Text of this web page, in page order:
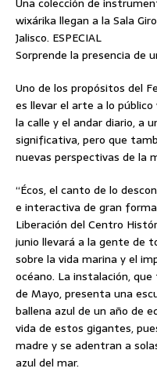
wixárika llegan a la Sala
Jalisco. ESPECIAL
Sorprende la presencia de
Uno de los propósitos del
es llevar el arte a lo
la calle y el andar diario, a
significativa, pero que
nuevas perspectivas de la
“Écos, el canto de lo
e interactiva de gran
Liberación del Centro
junio llevará a la gente de
sobre la vida marina y el
océano. La instalación,
de Mayo, presenta una
ballena azul de un año de
vida de estos gigantes,
madre y se adentran a
azul del mar.